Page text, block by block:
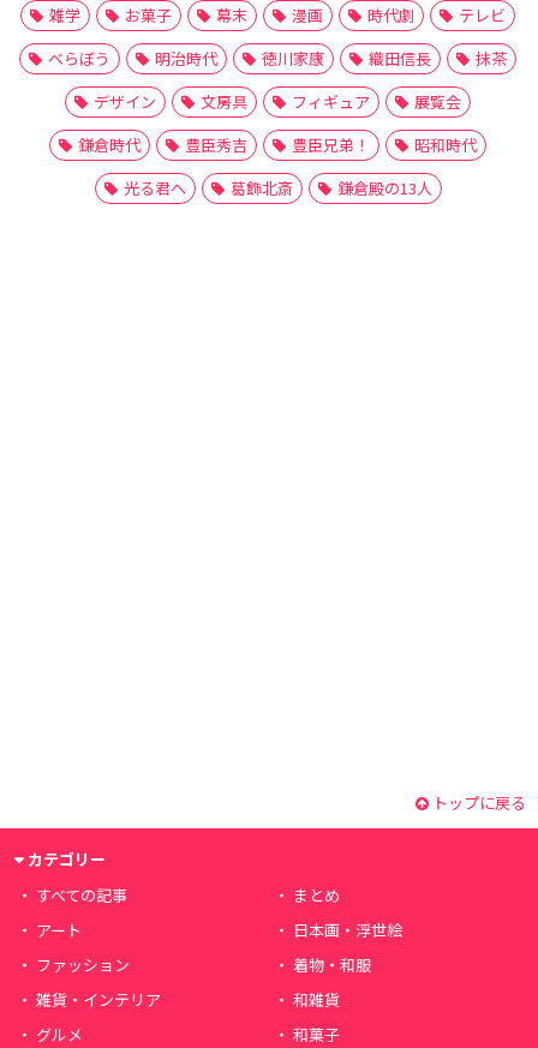
雑学
お菓子 幕末 漫画 時代劇
テレビ
べらぼう
明治時代 徳川家康 織田信長
抹茶
デザイン
文房具 フィギュア
展覧会
鎌倉時代
豊臣秀吉 豊臣兄弟！
昭和時代
光る君へ
葛飾北斎 鎌倉殿の13人
トップに戻る
カテゴリー
すべての記事
まとめ
アート
日本画・浮世絵
ファッション
着物・和服
雑貨・インテリア
和雑貨
グルメ
和菓子